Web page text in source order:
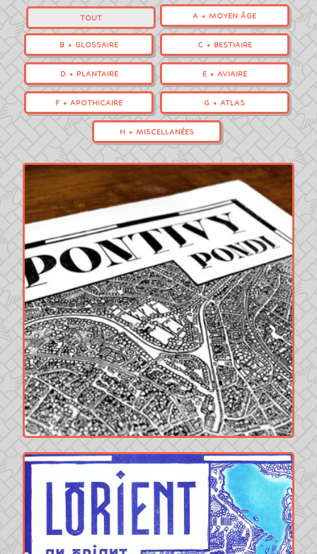
TOUT A • MOYEN ÂGE
B • GLOSSAIRE C • BESTIAIRE
D • PLANTAIRE E • AVIAIRE
F • APOTHICAIRE G • ATLAS
H • MISCELLANÉES